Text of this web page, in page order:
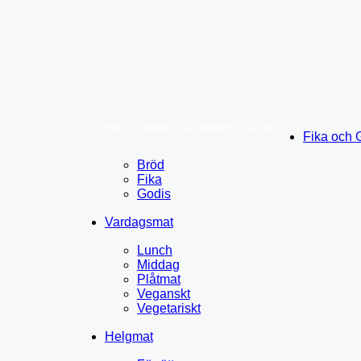
Fika och
Bröd
Fika
Godis
Vardagsmat
Lunch
Middag
Plåtmat
Veganskt
Vegetariskt
Helgmat